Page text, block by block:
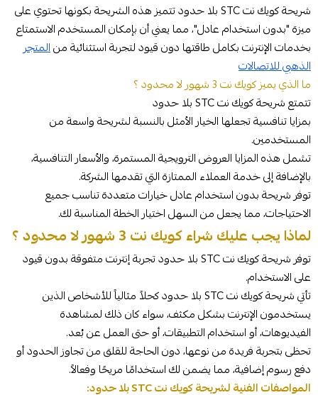
شريحة كويك نت STC بلا حدود تتميز هذه الشريحة بكونها تحتوي على
ميزة "بدون استخدام عادل"، مما يعني أن بإمكان المستخدم الاستمتاع
بخدمات الإنترنت بكامل طاقتها دون قيود لتجربة استثنائية منالمتجر
الذهبي للاتصالات
ما الذي يميز كويك نت 3 شهور لا محدود ؟
تتمتع شريحة كويك نت STC بلا حدود
بمزايا تنافسية تجعلها الخيار الأمثل بالنسبة لشريحة واسعة من
المستخدمين.
تشمل هذه المزايا العروض الترويجية المستمرة، والأسعار التنافسية،
بالإضافة إلى خدمة العملاء الممتازة التي تقدمها الشركة.
توفر شريحة بدون استخدام عادل خيارات متعددة تناسب جميع
الاحتياجات، مما يجعل من السهل اختيار الخطة المناسبة لك.
لماذا يجب عليك شراء كويك نت 3 شهور لا محدود ؟
توفر شريحة كويك نت STC بلا حدود تجربة إنترنت متفوقة بدون قيود
على الاستخدام.
تأتي شريحة كويك نت STC بلا حدود كحلاً مثالياً للأشخاص الذين
يستخدمون الإنترنت بشكل مكثف، سواء كان ذلك لمشاهدة
الفيديوهات، أو استخدام التطبيقات، أو حتى العمل عن بُعد.
تحظى بتجربة فريدة من نوعها، دون الحاجة للقلق من تجاوز الحدود أو
دفع رسوم إضافية، مما يضمن لك استخدامًا مريحًا وفعالاً.
المواصفات الفنية لشريحة كويك نت STC بلا حدود: